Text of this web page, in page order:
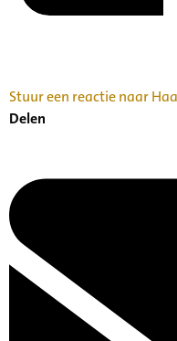
Stuur een reactie naar
Delen